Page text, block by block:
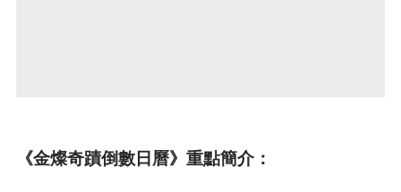
《金燦奇蹟倒數日曆》重點簡介：